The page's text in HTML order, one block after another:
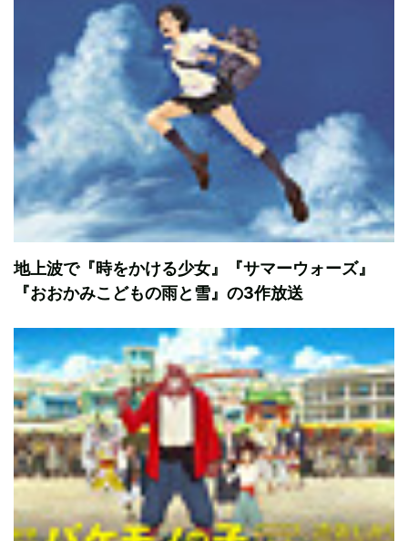
地上波で『時をかける少女』『サマーウォーズ』
『おおかみこどもの雨と雪』の3作放送